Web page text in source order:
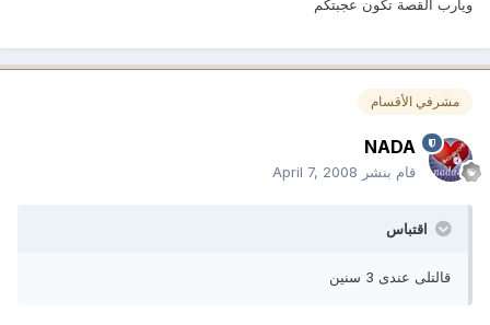
ويارب القصة تكون عجبتكم
مشرفي الأقسام
NADA
قام بنشر April 7, 2008
اقتباس
قالتلى عندى 3 سنين